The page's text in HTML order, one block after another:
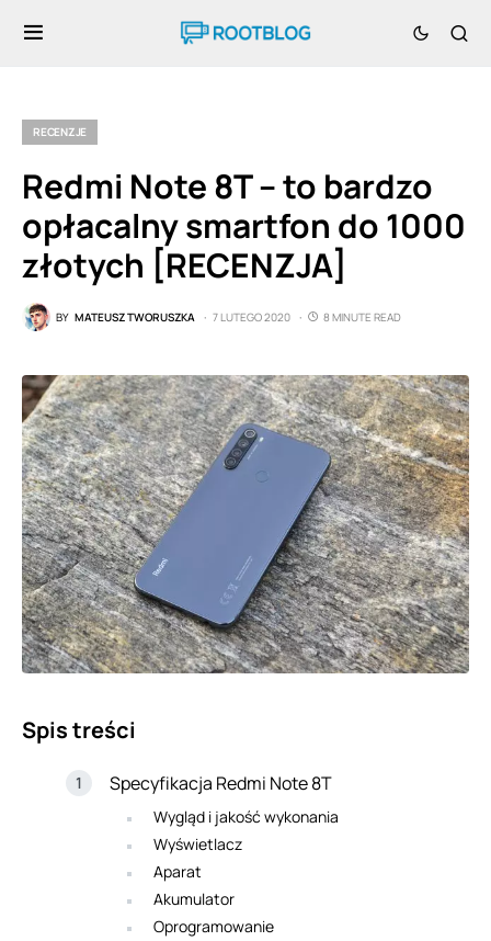
RECENZJE
Redmi Note 8T – to bardzo
opłacalny smartfon do 1000
złotych [RECENZJA]
BY MATEUSZ TWORUSZKA 7 LUTEGO 2020 8 MINUTE READ
Spis treści
Specyfikacja Redmi Note 8T
Wygląd i jakość wykonania
Wyświetlacz
Aparat
Akumulator
Oprogramowanie